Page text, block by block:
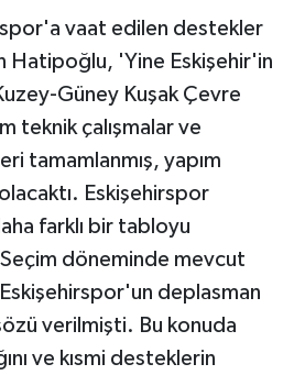
vaat edilen destekler
Hatipoğlu, 'Yine Eskişehir'in
Güney Kuşak Çevre
teknik çalışmalar ve
tamamlanmış, yapım
Eskişehirspor
farklı bir tabloyu
döneminde mevcut
deplasman
verilmişti. Bu konuda
ve kısmi desteklerin